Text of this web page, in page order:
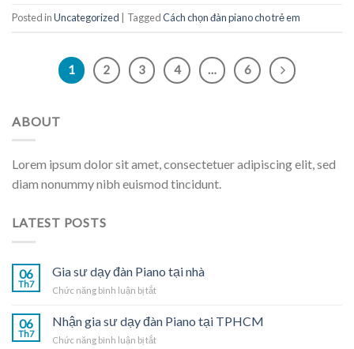
Posted inUncategorized TaggedCách chọn đàn piano cho trẻ em
1 2 3 4 … 6
ABOUT
Lorem ipsum dolor sit amet, consectetuer adipiscing elit, sed
diam nonummy nibh euismod tincidunt.
LATEST POSTS
06
Th7
Gia sư dạy đàn Piano tại nhà
Chức năng bình luận bị tắtở
dạy
đàn
06
Th7
Nhận gia sư dạy đàn Piano tại TPHCM
Chức năng bình luận bị tắtở